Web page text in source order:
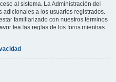
al sistema. La Administración del
a los usuarios registrados.
familiarizado con nuestros términos
lea las reglas de los foros mientras